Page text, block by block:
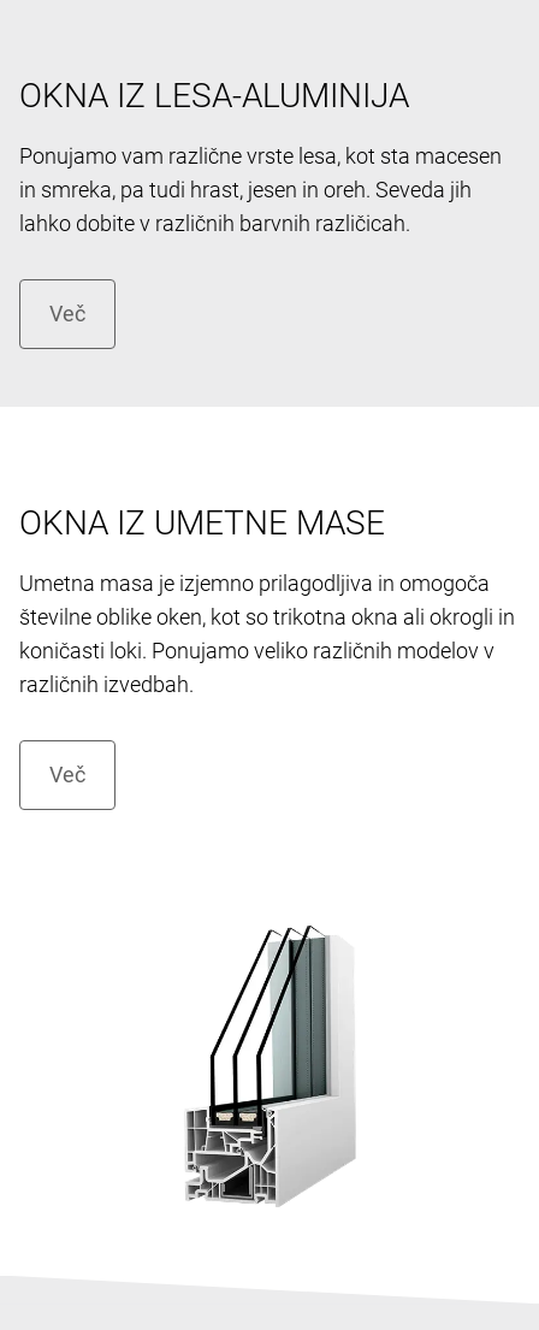
OKNA IZ LESA-ALUMINIJA
Ponujamo vam različne vrste lesa, kot sta macesen
in smreka, pa tudi hrast, jesen in oreh. Seveda jih
lahko dobite v različnih barvnih različicah.
OKNA IZ UMETNE MASE
Umetna masa je izjemno prilagodljiva in omogoča
številne oblike oken, kot so trikotna okna ali okrogli in
koničasti loki. Ponujamo veliko različnih modelov v
različnih izvedbah.